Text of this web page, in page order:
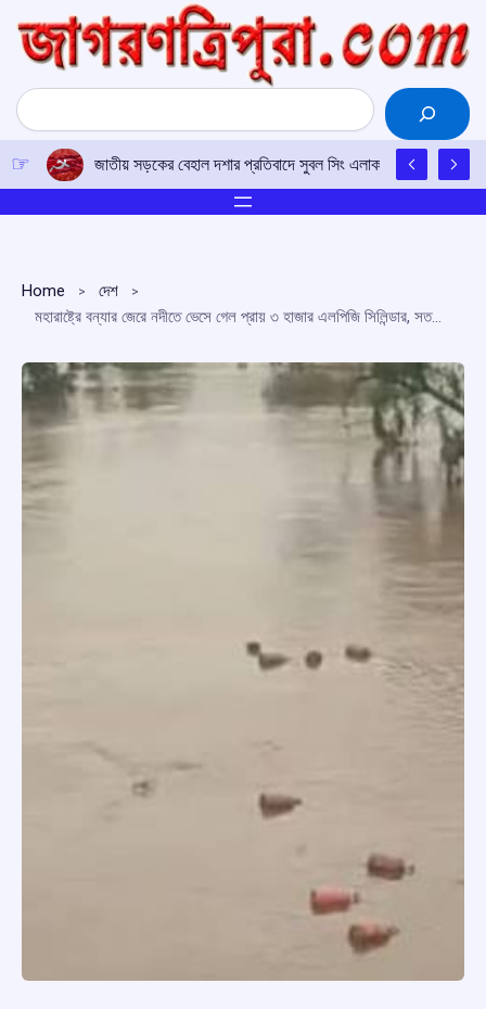
content
Search
সাশ্রয়ী আবাসন ও টেকসই নগরোন্নয়নে সহযোগিতা বাড়াতে ভারত-
Home
দেশ
মহারাষ্ট্রে বন্যার জেরে নদীতে ভেসে গেল প্রায় ৩ হাজার এলপিজি সিলিন্ডার, সতর্ক প্রশাসন